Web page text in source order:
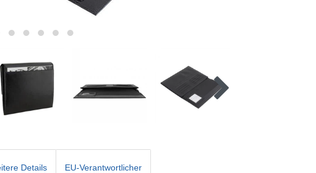
Details EU-Verantwortlicher